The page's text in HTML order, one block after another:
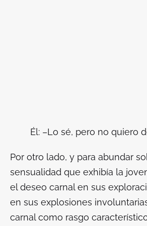
Él: –Lo sé, pero no quiero
Por otro lado, y para abundar
sensualidad que exhibía la
el deseo carnal en sus
en sus explosiones
carnal como rasgo